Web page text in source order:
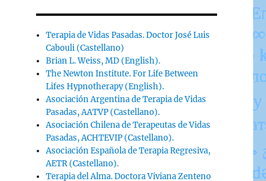
Terapia de Vidas Pasadas. Doctor José Luis
Cabouli (Castellano)
Brian L. Weiss, MD (English).
The Newton Institute. For Life Between
Lifes Hypnotherapy (English).
Asociación Argentina de Terapia de Vidas
Pasadas, AATVP (Castellano).
Asociación Chilena de Terapeutas de Vidas
Pasadas, ACHTEVIP (Castellano).
Asociación Española de Terapia Regresiva,
AETR (Castellano).
Terapia del Alma. Doctora Viviana Zenteno